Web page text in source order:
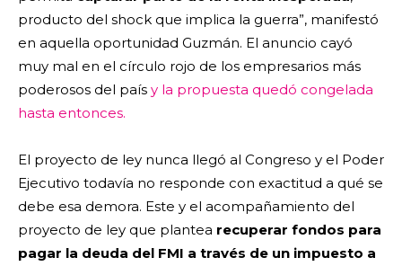
producto del shock que implica la guerra”, manifestó
en aquella oportunidad Guzmán. El anuncio cayó
muy mal en el círculo rojo de los empresarios más
poderosos del país y la propuesta quedó congelada
hasta entonces.
El proyecto de ley nunca llegó al Congreso y el Poder
Ejecutivo todavía no responde con exactitud a qué se
debe esa demora. Este y el acompañamiento del
proyecto de ley que plantea recuperar fondos para
pagar la deuda del FMI a través de un impuesto a